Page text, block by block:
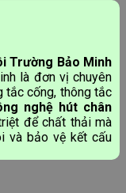
Trường Bảo Minh
là đơn vị chuyên
tắc cống, thông tắc
nghệ hút chân
để chất thải mà
và bảo vệ kết cấu